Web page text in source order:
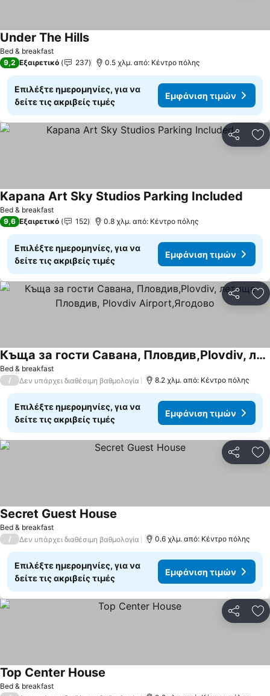
Bed & breakfast
Under The Hills
9,2 Εξαιρετικό 237 0.5 χλμ. από: Κέντρο πόλης
Επιλέξτε ημερομηνίες, για να
δείτε τις ακριβείς τιμές
Εμφάνιση τιμών
Bed & breakfast
Kapana Art Sky Studios Parking Included
9,6 Εξαιρετικό 152 0.8 χλμ. από: Κέντρο πόλης
Επιλέξτε ημερομηνίες, για να
δείτε τις ακριβείς τιμές
Εμφάνιση τιμών
Bed & breakfast
Къща за гости Савана, Пловдив,Plovdiv, летище Пловдив, Plovdiv Airport,Ягодово
/ Δεν υπάρχει διαθέσιμη βαθμολογία 8.2 χλμ. από: Κέντρο πόλης
Επιλέξτε ημερομηνίες, για να
δείτε τις ακριβείς τιμές
Εμφάνιση τιμών
Bed & breakfast
Secret Guest House
/ Δεν υπάρχει διαθέσιμη βαθμολογία 0.6 χλμ. από: Κέντρο πόλης
Επιλέξτε ημερομηνίες, για να
δείτε τις ακριβείς τιμές
Εμφάνιση τιμών
Bed & breakfast
Top Center House